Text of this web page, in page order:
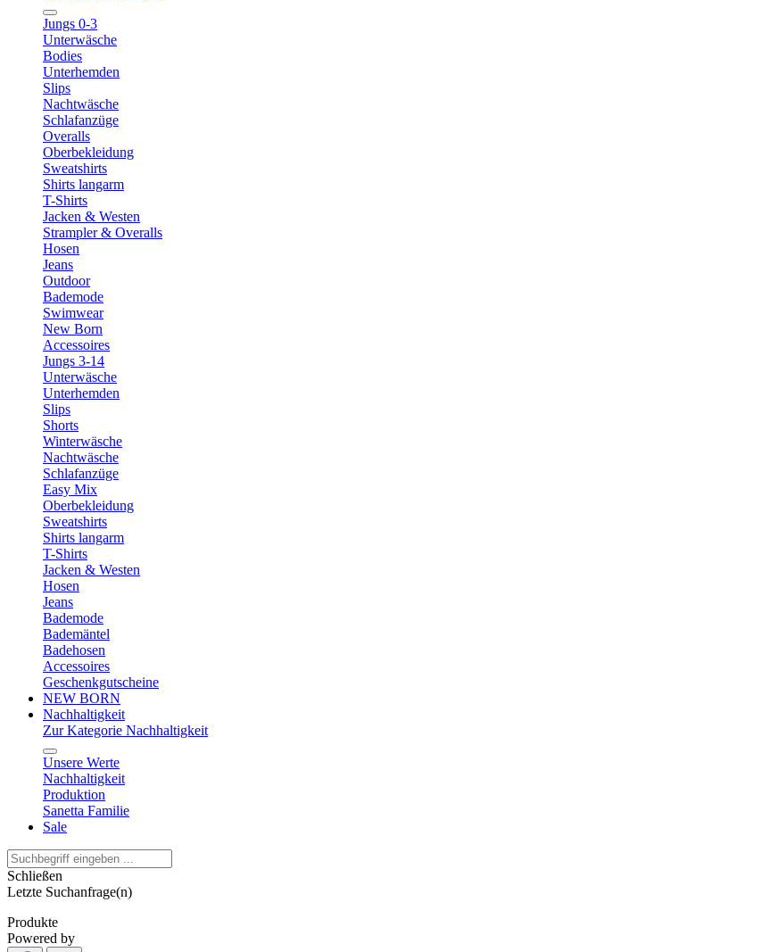
Jungs 0-3
Unterwäsche
Bodies
Unterhemden
Slips
Nachtwäsche
Schlafanzüge
Overalls
Oberbekleidung
Sweatshirts
Shirts langarm
T-Shirts
Jacken & Westen
Strampler & Overalls
Hosen
Jeans
Outdoor
Bademode
Swimwear
New Born
Accessoires
Jungs 3-14
Unterwäsche
Unterhemden
Slips
Shorts
Winterwäsche
Nachtwäsche
Schlafanzüge
Easy Mix
Oberbekleidung
Sweatshirts
Shirts langarm
T-Shirts
Jacken & Westen
Hosen
Jeans
Bademode
Bademäntel
Badehosen
Accessoires
Geschenkgutscheine
NEW BORN
Nachhaltigkeit
Zur Kategorie Nachhaltigkeit
Unsere Werte
Nachhaltigkeit
Produktion
Sanetta Familie
Sale
Schließen
Letzte Suchanfrage(n)
Produkte
Powered by